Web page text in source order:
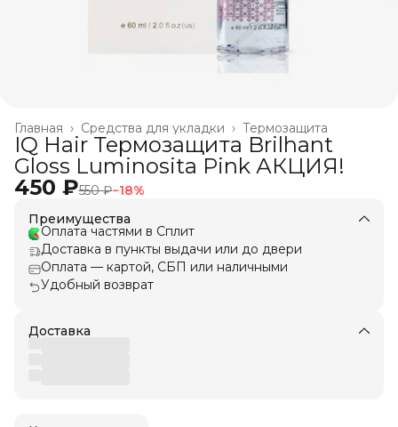
Термозащита
Средства для укладки ›
Главная ›
IQ Hair Термозащита Brilhant
Gloss Luminosita Pink АКЦИЯ!
450 ₽550 ₽−18%
Преимущества
Оплата частями в Сплит
Доставка в пункты выдачи или до двери
Оплата — картой, СБП или наличными
Удобный возврат
Доставка